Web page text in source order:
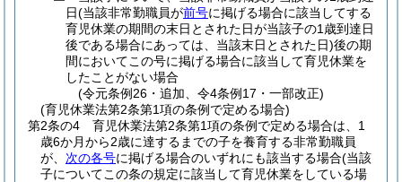
日(当該非常勤職員が前号に掲げる場合に該当してする
育児休業の期間の末日とされた日が当該子の1歳到達日
後である場合にあっては、当該末日とされた日)後の期
間においてこの号に掲げる場合に該当して育児休業を
したことがない場合
(令元条例26・追加、令4条例17・一部改正)
(育児休業法第2条第1項の条例で定める場合)
第2条の4
育児休業法第2条第1項の条例で定める場合は、1
歳6か月から2歳に達するまでの子を養育する非常勤職員
が、 次の各号に掲げる場合のいずれにも該当する場合(当該
子についてこの条の規定に該当して育児休業をしている場